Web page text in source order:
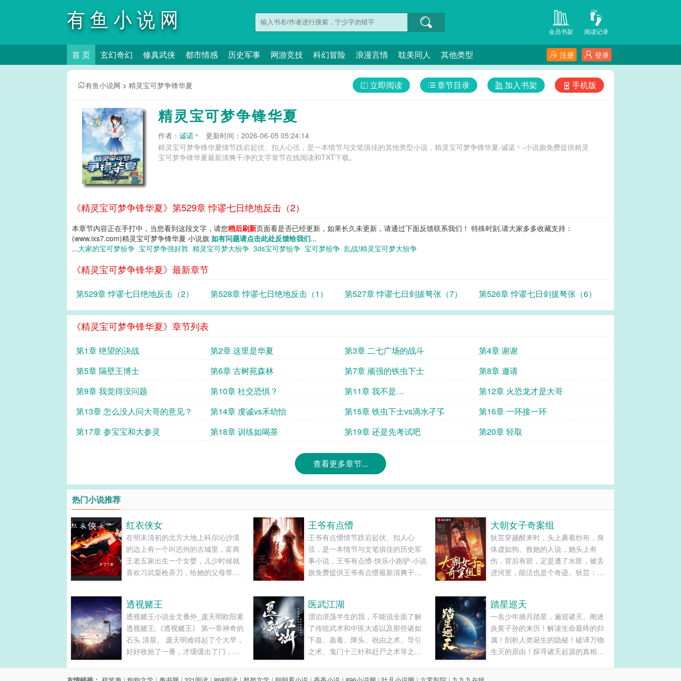
有鱼小说网 阅读记录
会员书架
首 页 玄幻奇幻 修真武侠 都市情感 历史军事 网游竞技 科幻冒险 浪漫言情 耽美同人 其他类型 登录
注册
有鱼小说网 > 精灵宝可梦争锋华夏 手机版
加入书架
章节目录
立即阅读
精灵宝可梦争锋华夏
作者： 诚诺丶
更新时间：2026-06-05 05:24:14
精灵宝可梦争锋华夏情节跌宕起伏、扣人心弦，是一本情节与文笔俱佳的其他类型小说，精灵宝可梦争锋华夏-诚诺丶-小说旗免费提供精灵
宝可梦争锋华夏最新清爽干净的文字章节在线阅读和TXT下载。
《精灵宝可梦争锋华夏》第529章 悖谬七日绝地反击（2）
本章节内容正在手打中，当您看到这段文字，请您稍后刷新页面看是否已经更新，如果长久未更新，请通过下面反馈联系我们！ 特殊时刻,请大家多多收藏支持：
(www.ixs7.com)精灵宝可梦争锋华夏 小说旗 如有问题请点击此处反馈给我们...
...大家的宝可梦纷争 宝可梦争强好胜 精灵宝可梦大纷争 3ds宝可梦纷争 宝可梦纷争 乱战!精灵宝可梦大纷争
《精灵宝可梦争锋华夏》最新章节
第529章 悖谬七日绝地反击（2） 第528章 悖谬七日绝地反击（1） 第527章 悖谬七日剑拔弩张（7） 第526章 悖谬七日剑拔弩张（6）
《精灵宝可梦争锋华夏》章节列表
第1章 绝望的决战 第2章 这里是华夏 第3章 二七广场的战斗
第4章 谢谢
第5章 隔壁王博士
第6章 古树苑森林 第7章 顽强的铁虫下士
第8章 邀请
第9章 我觉得没问题
第10章 社交恐惧？ 第11章 我不是…
第12章 火恐龙才是大哥
第13章 怎么没人问大哥的意见？
第14章 虔诚vs禾幼怡 第15章 铁虫下士vs滴水孑孓
第16章 一环接一环
第17章 参宝宝和大参灵
第18章 训练如喝茶 第19章 还是先考试吧 第20章 轻取
查看更多章节...
热门小说推荐
红衣侠女
在明末清初的北方大地上科尔沁沙漠
的边上有一个叫恣州的古城里，富商
王老五家出生一个女婴，儿少时候就
喜欢习武耍枪弄刀，给她的父母带来
头。这个丫头长大了可不得了，行侠
仗义，路见不平就出手，成为当地的
女豪杰大英雄！......
王爷有点懵
王爷有点懵情节跌宕起伏、扣人心
弦，是一本情节与文笔俱佳的历史军
事小说，王爷有点懵-快乐小跑驴-小说
旗免费提供王爷有点懵最新清爽干净
大朝女子奇案组
狄芸穿越醒来时，头上裹着纱布，身
体虚如狗。救她的人说，她头上有
伤，背后有箭，定是遭了水匪，被丢
进河里，能活也是个奇迹。狄芸：不
不能稀里糊涂再死。谁能想，遇到一
个柯南附体的皇帝大叔，走哪儿哪儿
死人，还老是被冤枉。小侯爷给皇帝
查案，脑袋天天挂在裤腰上。狄芸：
我来查。小侯爷：别找死……狄芸：
透视赌王
透视赌王小说全文番外_庞天明欧阳素
透视赌王,《透视赌王》 第一章神奇的
石头 清晨。 庞天明难得起了个大早，
好好收拾了一番，才缓缓出了门，朝
医武江湖
漂泊浪荡半生的我，不能说全面了解
了传统武术和中医大道以及那些诸如
下蛊、蛊毒、降头、祝由之术、导引
之术、鬼门十三针和赶尸之术等之类
类的学问。在这本书里，我会以我半
踏星巡天
一名少年摘月踏星，遍巡诸天。阐述
炎黄子孙的来历！解读生命最终的归
属！剖析人类诞生的隐秘！破译万物
生灭的原由！探寻诸天起源的真相！